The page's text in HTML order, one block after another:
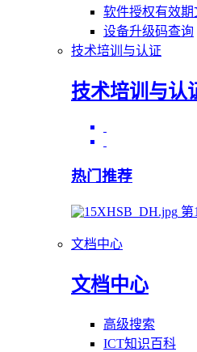
软件授权有效期
设备升级码查询
技术培训与认证
技术培训与认
热门推荐
第
文档中心
文档中心
高级搜索
ICT知识百科